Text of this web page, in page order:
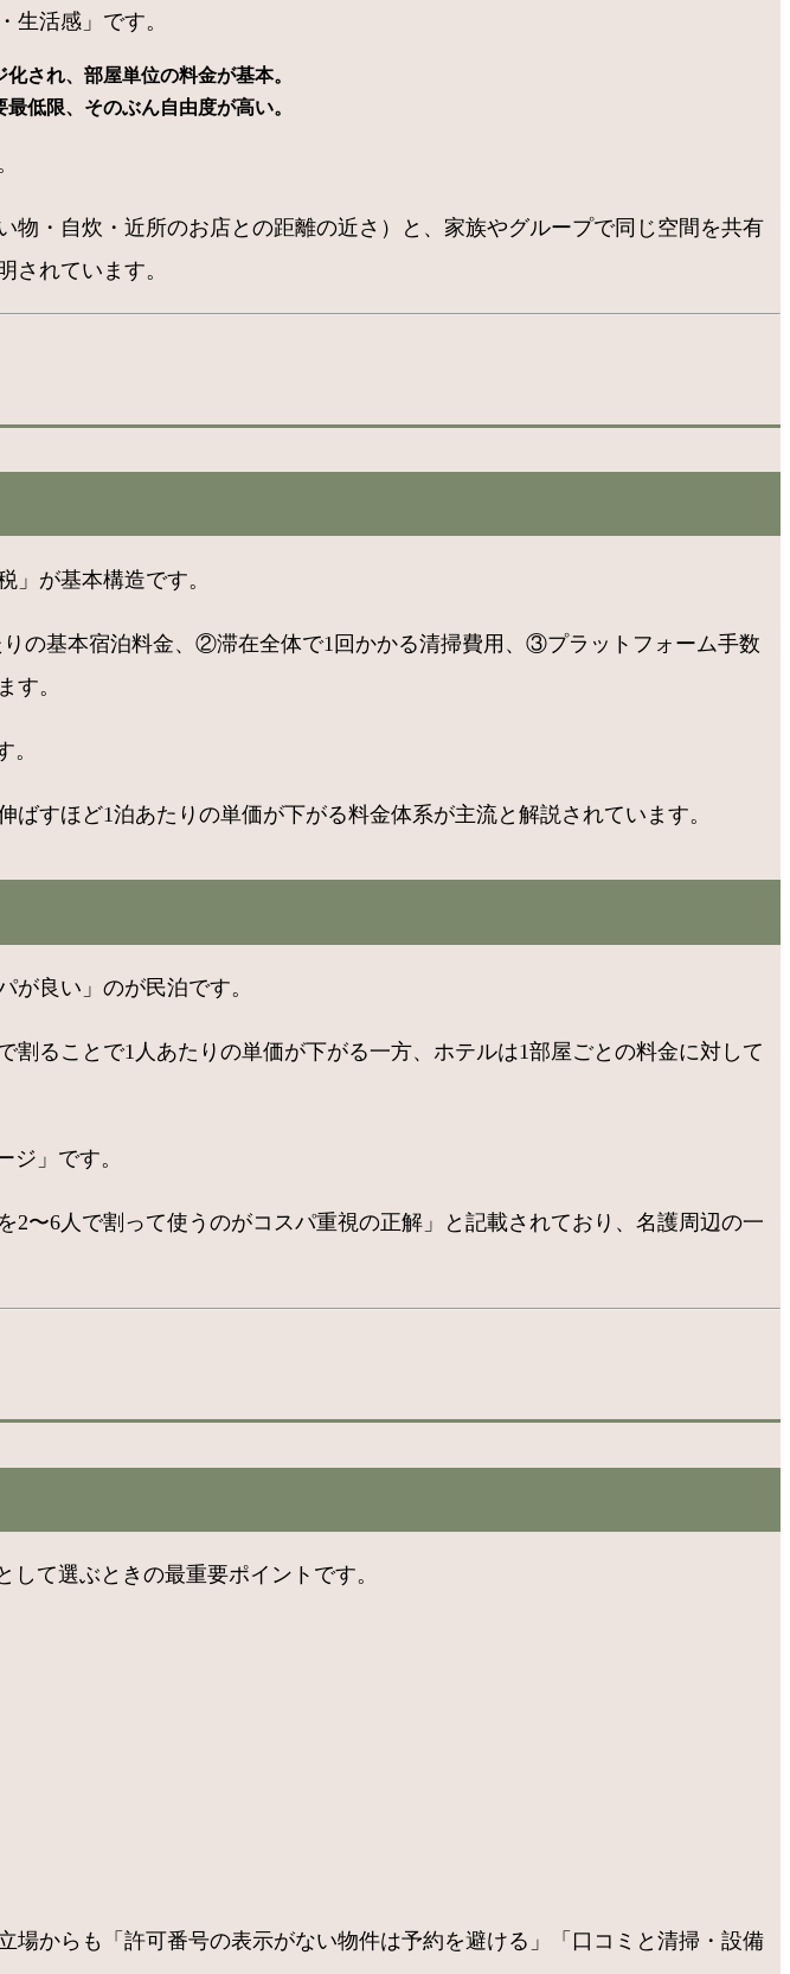
生活感」です。
され、部屋単位の料金が基本。
低限、そのぶん自由度が高い。
・自炊・近所のお店との距離の近さ）と、家族やグループで同じ空間を共有
されています。
」が基本構造です。
の基本宿泊料金、②滞在全体で1回かかる清掃費用、③プラットフォーム手数
す。
すほど1泊あたりの単価が下がる料金体系が主流と解説されています。
良い」のが民泊です。
ることで1人あたりの単価が下がる一方、ホテルは1部屋ごとの料金に対して
」です。
〜6人で割って使うのがコスパ重視の正解」と記載されており、名護周辺の一
て選ぶときの最重要ポイントです。
からも「許可番号の表示がない物件は予約を避ける」「口コミと清掃・設備